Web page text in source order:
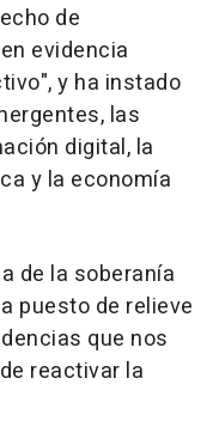
de
evidencia
y ha instado
las
digital, la
y la economía
de la soberanía
puesto de relieve
que nos
reactivar la